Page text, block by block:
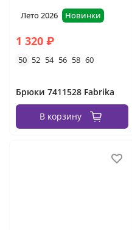
Лето 2026 Новинки
1 320 ₽
50 52 54 56 58 60
Брюки 7411528 Fabrika
В корзину